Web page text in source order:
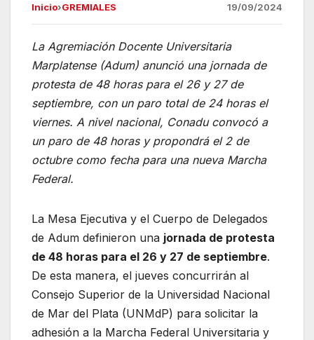
c
e
b
o
o
k
at
s
A
p
p
gr
a
m
Inicio›GREMIALES 19/09/2024
La Agremiación Docente Universitaria
Marplatense (Adum) anunció una jornada de
protesta de 48 horas para el 26 y 27 de
septiembre, con un paro total de 24 horas el
viernes. A nivel nacional, Conadu convocó a
un paro de 48 horas y propondrá el 2 de
octubre como fecha para una nueva Marcha
Federal.
La Mesa Ejecutiva y el Cuerpo de Delegados
de Adum definieron una jornada de protesta
de 48 horas para el 26 y 27 de septiembre.
De esta manera, el jueves concurrirán al
Consejo Superior de la Universidad Nacional
de Mar del Plata (UNMdP) para solicitar la
adhesión a la Marcha Federal Universitaria y